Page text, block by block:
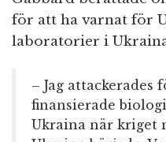
för att ha varnat för
laboratorier i
– Jag attackerades
finansierade
Ukraina när kriget